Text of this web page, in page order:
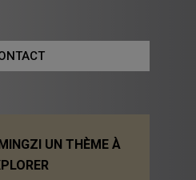
UN THÈME À